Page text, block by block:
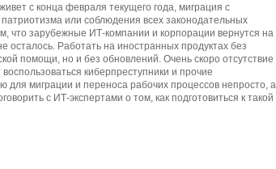
с конца февраля текущего года, миграция с
или соблюдения всех законодательных
что зарубежные ИТ-компании и корпорации вернутся на
осталось. Работать на иностранных продуктах без
помощи, но и без обновлений. Очень скоро отсутствие
киберпреступники и прочие
миграции и переноса рабочих процессов непросто, а
с ИТ-экспертами о том, как подготовиться к такой